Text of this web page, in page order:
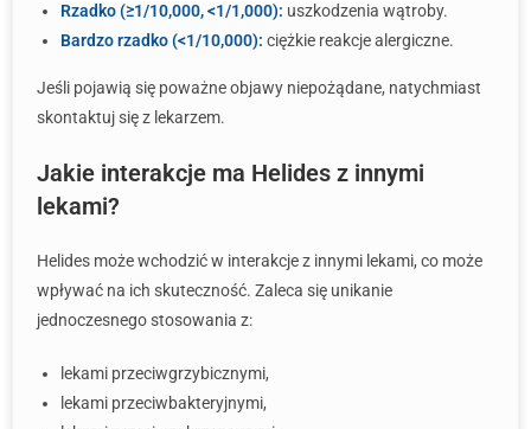
Rzadko (≥1/10,000, <1/1,000): uszkodzenia wątroby.
Bardzo rzadko (<1/10,000): ciężkie reakcje alergiczne.
Jeśli pojawią się poważne objawy niepożądane, natychmiast
skontaktuj się z lekarzem.
Jakie interakcje ma Helides z innymi
lekami?
Helides może wchodzić w interakcje z innymi lekami, co może
wpływać na ich skuteczność. Zaleca się unikanie
jednoczesnego stosowania z:
lekami przeciwgrzybicznymi,
lekami przeciwbakteryjnymi,